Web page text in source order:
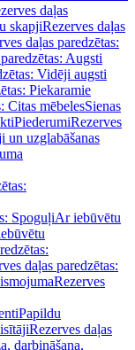
daļas
skapjiRezerves daļas
daļas paredzētas:
Augsti
Vidēji augsti
Piekaramie
Citas mēbelesSienas
PiederumiRezerves
un uzglabāšanas
SpoguļiAr iebūvētu
daļas paredzētas:
Rezerves
Papildu
Rezerves daļas
darbināšana,